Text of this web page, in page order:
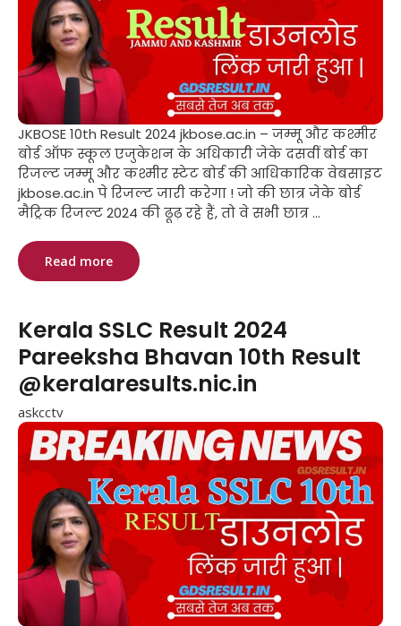
JKBOSE 10th Result 2024 jkbose.ac.in – जम्मू और कश्मीर
बोर्ड ऑफ स्कूल एजुकेशन के अधिकारी जेके दसवीं बोर्ड का
रिजल्ट जम्मू और कश्मीर स्टेट बोर्ड की आधिकारिक वेबसाइट
jkbose.ac.in पे रिजल्ट जारी करेगा ! जो की छात्र जेके बोर्ड
मैट्रिक रिजल्ट 2024 की ढूढ़ रहे हैं, तो वे सभी छात्र ...
Read more
Kerala SSLC Result 2024
Pareeksha Bhavan 10th Result
@keralaresults.nic.in
askcctv